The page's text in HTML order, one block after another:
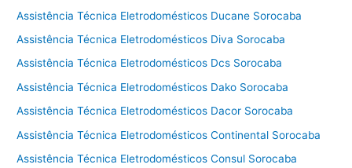
Assistência Técnica Eletrodomésticos Ducane Sorocaba
Assistência Técnica Eletrodomésticos Diva Sorocaba
Assistência Técnica Eletrodomésticos Dcs Sorocaba
Assistência Técnica Eletrodomésticos Dako Sorocaba
Assistência Técnica Eletrodomésticos Dacor Sorocaba
Assistência Técnica Eletrodomésticos Continental Sorocaba
Assistência Técnica Eletrodomésticos Consul Sorocaba